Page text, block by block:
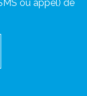
ou appel) de